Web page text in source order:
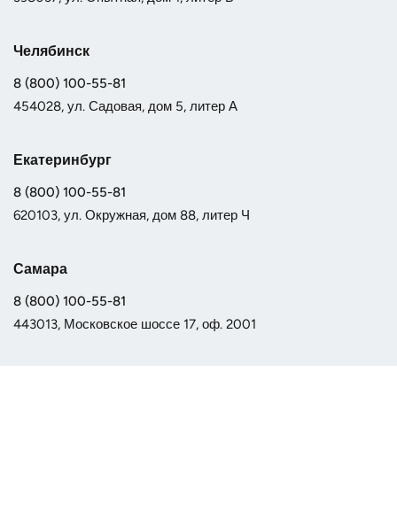
Челябинск
8 (800) 100-55-81
454028, ул. Садовая, дом 5, литер А
Екатеринбург
8 (800) 100-55-81
620103, ул. Окружная, дом 88, литер Ч
Самара
8 (800) 100-55-81
443013, Московское шоссе 17, оф. 2001